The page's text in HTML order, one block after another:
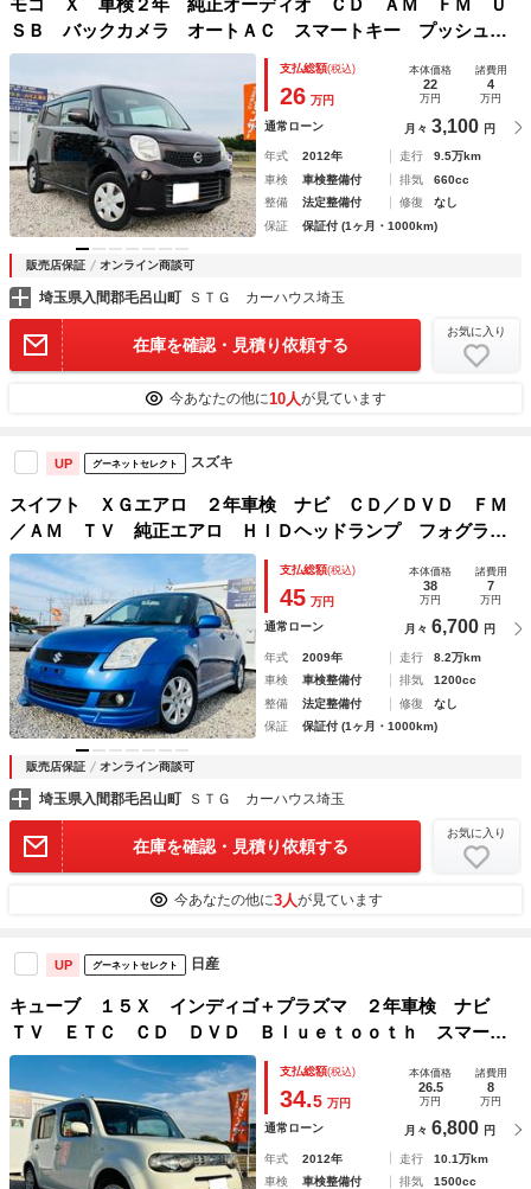
ＳＢ バックカメラ オートＡＣ スマートキー プッシュス
タートボタン オートエアコン ベンチシート アームレス
ト バイザー フォグランプ 禁煙車
支払総額(税込)
26 万円
本体価格
22
万円
諸費用
4
万円
通常ローン 月々 3,100 円
年式 2012年 走行
9.5万km
車検
車検整備付 排気
660cc
整備
法定整備付 修復
なし
保証
保証付 (1ヶ月・1000km)
販売店保証 オンライン商談可
埼玉県入間郡毛呂山町 ＳＴＧ カーハウス埼玉
在庫を確認・見積り依頼する
お気に入り
今あなたの他に10人が見ています
UP グーネットセレクト スズキ
スイフト ＸＧエアロ ２年車検 ナビ ＣＤ／ＤＶＤ ＦＭ
／ＡＭ ＴＶ 純正エアロ ＨＩＤヘッドランプ フォグラン
プ ＥＴＣ 純正アルミホイル オートエアコン スマート
キー スペアキー
支払総額(税込)
45 万円
本体価格
38
万円
諸費用
7
万円
通常ローン 月々 6,700 円
年式 2009年 走行
8.2万km
車検
車検整備付 排気
1200cc
整備
法定整備付 修復
なし
保証
保証付 (1ヶ月・1000km)
販売店保証 オンライン商談可
埼玉県入間郡毛呂山町 ＳＴＧ カーハウス埼玉
在庫を確認・見積り依頼する
お気に入り
今あなたの他に3人が見ています
UP グーネットセレクト 日産
キューブ １５Ｘ インディゴ＋プラズマ ２年車検 ナビ
ＴＶ ＥＴＣ ＣＤ ＤＶＤ Ｂｌｕｅｔｏｏｔｈ スマート
キー プッシュスタートボタン スペアキー オートエアコ
ン 禁煙車
支払総額(税込)
34.5 万円
本体価格
26.5
万円
諸費用
8
万円
通常ローン 月々 6,800 円
年式 2012年 走行
10.1万km
車検
車検整備付 排気
1500cc